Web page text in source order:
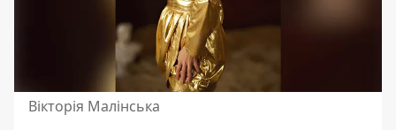
Вікторія Малінська